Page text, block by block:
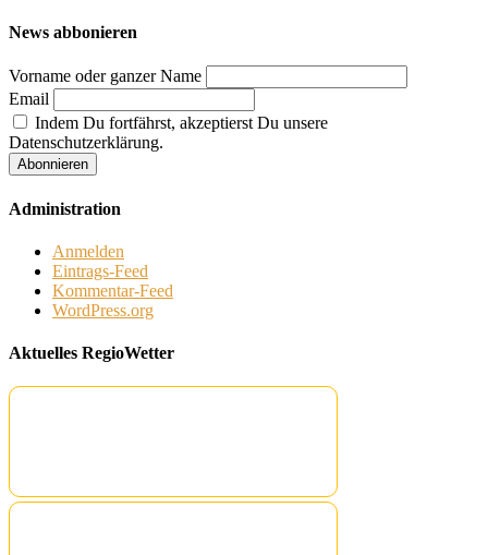
News abbonieren
Vorname oder ganzer Name
Email
Indem Du fortfährst, akzeptierst Du unsere
Datenschutzerklärung.
Administration
Anmelden
Eintrags-Feed
Kommentar-Feed
WordPress.org
Aktuelles RegioWetter